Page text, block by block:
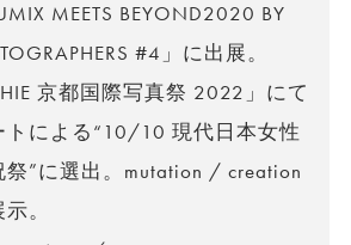
MEETS BEYOND2020 BY
#4」に出展。
京都国際写真祭 2022」にて
トによる“10/10 現代日本女性
”に選出。mutation / creation
。